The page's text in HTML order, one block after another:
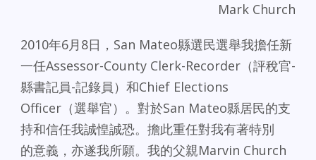
Mark Church
2010年6月8日，San Mateo縣選民選舉我擔任新
一任Assessor-County Clerk-Recorder（評稅官-
縣書記員-記錄員）和Chief Elections
Officer（選舉官）。對於San Mateo縣居民的支
持和信任我誠惶誠恐。 擔此重任對我有著特別
的意義，亦遂我所願。我的父親Marvin Church